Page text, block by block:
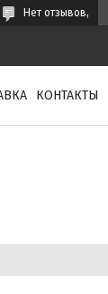
Нет отзывов,
КОНТАКТЫ